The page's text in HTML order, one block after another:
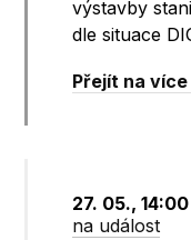
výstavby
dle situace
Přejít na
27. 05.,
na událost